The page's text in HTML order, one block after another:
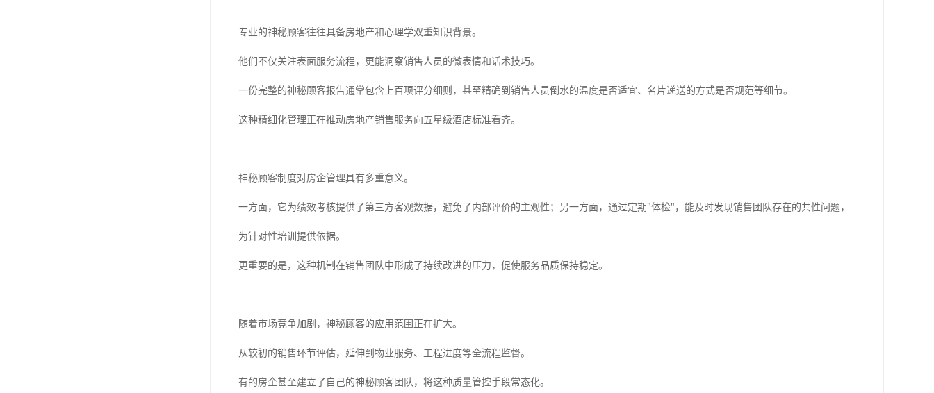
专业的神秘顾客往往具备房地产和心理学双重知识背景。
他们不仅关注表面服务流程，更能洞察销售人员的微表情和话术技巧。
一份完整的神秘顾客报告通常包含上百项评分细则，甚至精确到销售人员倒水的温度是否适宜、名片递送的方式是否规范等细节。
这种精细化管理正在推动房地产销售服务向五星级酒店标准看齐。
神秘顾客制度对房企管理具有多重意义。
一方面，它为绩效考核提供了第三方客观数据，避免了内部评价的主观性；另一方面，通过定期"体检"，能及时发现销售团队存在的共性问题，
为针对性培训提供依据。
更重要的是，这种机制在销售团队中形成了持续改进的压力，促使服务品质保持稳定。
随着市场竞争加剧，神秘顾客的应用范围正在扩大。
从较初的销售环节评估，延伸到物业服务、工程进度等全流程监督。
有的房企甚至建立了自己的神秘顾客团队，将这种质量管控手段常态化。